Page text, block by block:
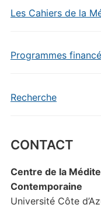
Les Cahiers de la
Programmes
Recherche
CONTACT
Centre de la
Contemporaine
Université Côte